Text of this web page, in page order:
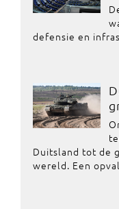
defensie en
Duitsland tot de
wereld. Een